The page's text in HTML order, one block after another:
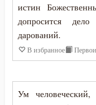
Друг
Дух Святой
Еда
Иосиф Оптинский
Ириней Лионский
Исаак Сирин
Исидор Пелусиот
Исихий
истин
допросится
дарований.
В избранное
Ум человеческий,